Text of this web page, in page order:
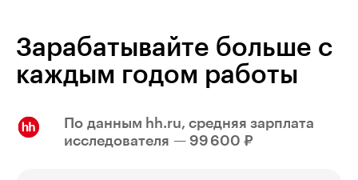
Зарабатывайте больше с
каждым годом работы
По данным hh.ru, средняя зарплата
исследователя — 99 600 ₽